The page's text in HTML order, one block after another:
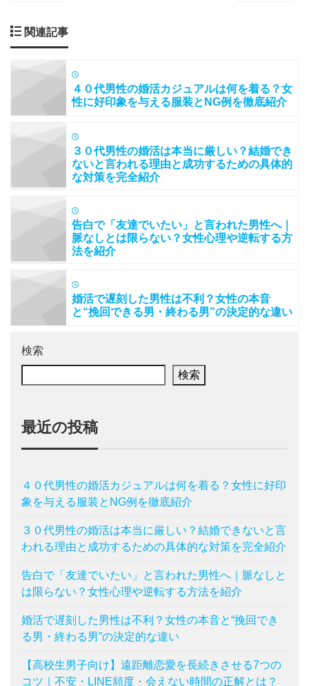
関連記事
４０代男性の婚活カジュアルは何を着る？女
性に好印象を与える服装とNG例を徹底紹介
３０代男性の婚活は本当に厳しい？結婚でき
ないと言われる理由と成功するための具体的
な対策を完全紹介
告白で「友達でいたい」と言われた男性へ｜
脈なしとは限らない？女性心理や逆転する方
法を紹介
婚活で遅刻した男性は不利？女性の本音
と“挽回できる男・終わる男”の決定的な違い
検索
検索
最近の投稿
４０代男性の婚活カジュアルは何を着る？女性に好印
象を与える服装とNG例を徹底紹介
３０代男性の婚活は本当に厳しい？結婚できないと言
われる理由と成功するための具体的な対策を完全紹介
告白で「友達でいたい」と言われた男性へ｜脈なしと
は限らない？女性心理や逆転する方法を紹介
婚活で遅刻した男性は不利？女性の本音と“挽回でき
る男・終わる男”の決定的な違い
【高校生男子向け】遠距離恋愛を長続きさせる7つの
コツ｜不安・LINE頻度・会えない時間の正解とは？